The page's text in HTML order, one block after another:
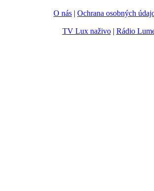
O nás | Ochrana osobných
TV Lux naživo| Rádio